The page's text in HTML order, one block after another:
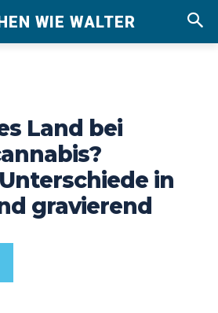
WIE WALTER
Land bei
in
gravierend